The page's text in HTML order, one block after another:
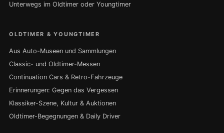
Unterwegs im Oldtimer oder Youngtimer
OLDTIMER & YOUNGTIMER
Aus Auto-Museen und Sammlungen
Classic- und Oldtimer-Messen
Continuation Cars & Retro-Fahrzeuge
Erinnerungen: Gegen das Vergessen
Klassiker-Szene, Kultur & Auktionen
Oldtimer-Begegnungen & Daily Driver